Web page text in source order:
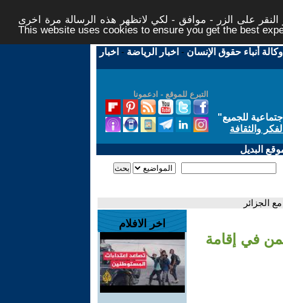
على الزر - موافق - لكي لاتظهر هذه الرسالة مرة اخرى -
This website uses cookies to ensure you get the best
وكالة أنباء حقوق الإنسان - اخبار الرياضة - اخبار
التبرع للموقع - ادعمونا
للجميع"
والثقافة
البديل
الجزائر
في إقامة
اخر الافلام